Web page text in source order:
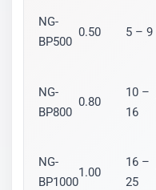
NG-
BP500
0.50 5 – 9
NG-
BP800
0.80
10 –
16
NG-
BP1000
1.00
16 –
25